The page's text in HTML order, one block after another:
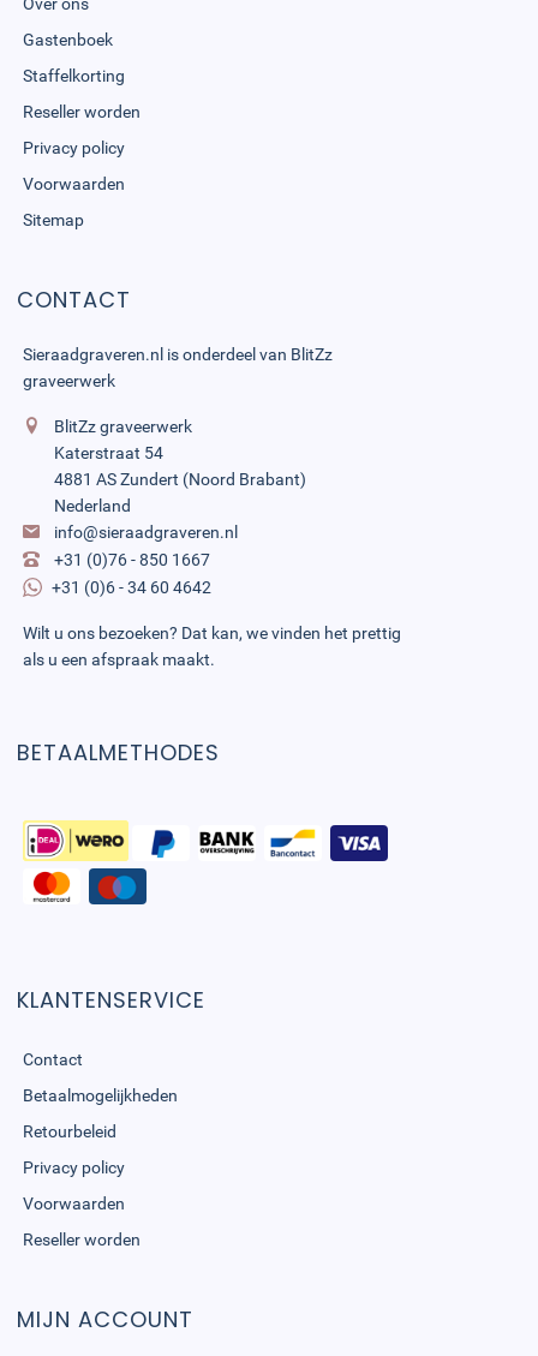
Gastenboek
Staffelkorting
Reseller worden
Privacy policy
Voorwaarden
Sitemap
CONTACT
Sieraadgraveren.nl is onderdeel van BlitZz
graveerwerk
BlitZz graveerwerk
Katerstraat 54
4881 AS Zundert (Noord Brabant)
Nederland
info@sieraadgraveren.nl
+31 (0)76 - 850 1667
+31 (0)6 - 34 60 4642
Wilt u ons bezoeken? Dat kan, we vinden het prettig
als u een afspraak maakt.
BETAALMETHODES
KLANTENSERVICE
Contact
Betaalmogelijkheden
Retourbeleid
Privacy policy
Voorwaarden
Reseller worden
MIJN ACCOUNT